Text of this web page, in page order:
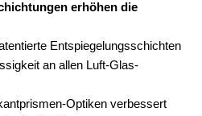
erhöhen die
Entspiegelungsschichten
an allen Luft-Glas-
Optiken verbessert